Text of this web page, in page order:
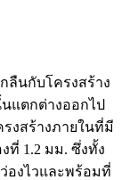
ลืนกับโครงสร้าง
แตกต่างออกไป
งสร้างภายในที่มี
ที่ 1.2 มม. ซึ่งทั้ง
องไวและพร้อมที่